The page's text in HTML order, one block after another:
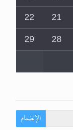
21
22
28
29
الإنضمام